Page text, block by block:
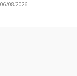
06/08/2026